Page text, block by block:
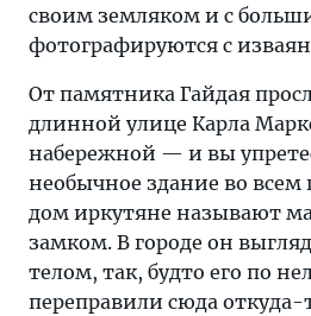
своим земляком и с
фотографируются с
От памятника Гайдая
длинной улице Карла
набережной — и вы
необычное здание во всем
дом иркутяне называют
замком. В городе он
телом, так, будто его по
переправили сюда откуда-